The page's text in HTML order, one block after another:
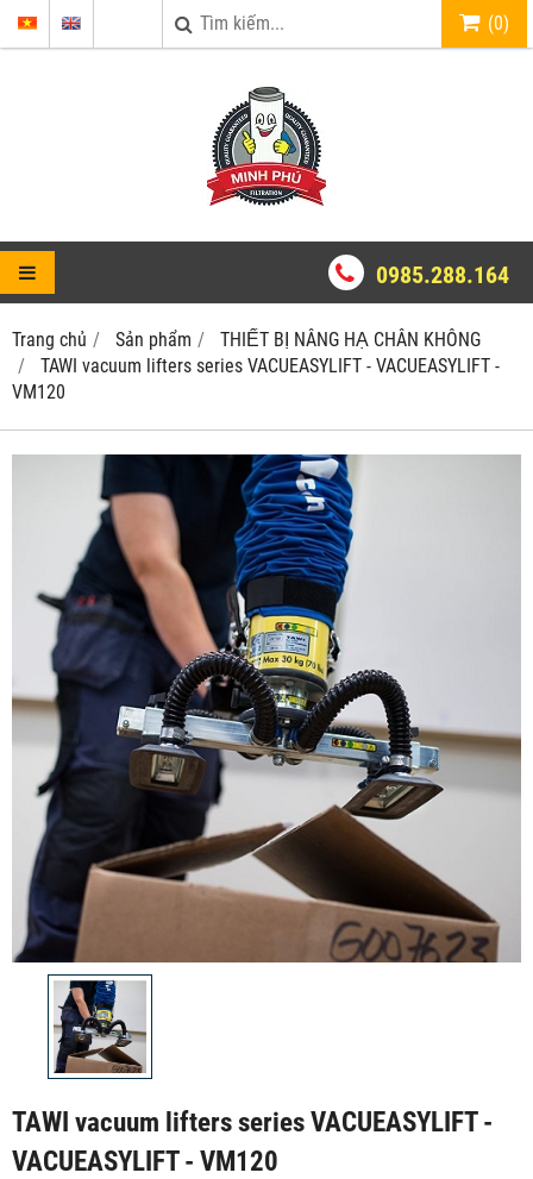
(0)
0985.288.164
Trang chủ Sản phẩm
THIẾT BỊ NÂNG HẠ CHÂN KHÔNG
TAWI vacuum lifters series VACUEASYLIFT - VACUEASYLIFT -
VM120
TAWI vacuum lifters series VACUEASYLIFT -
VACUEASYLIFT - VM120